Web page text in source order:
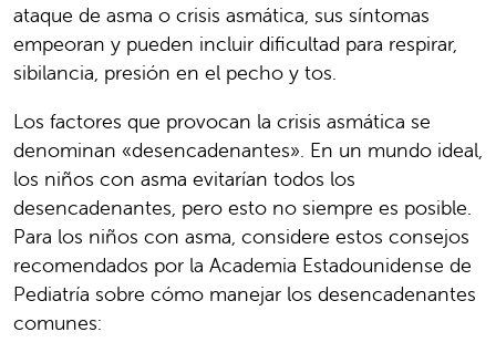
ataque de asma o crisis asmática, sus síntomas
empeoran y pueden incluir dificultad para respirar,
sibilancia, presión en el pecho y tos.
Los factores que provocan la crisis asmática se
denominan «desencadenantes». En un mundo ideal,
los niños con asma evitarían todos los
desencadenantes, pero esto no siempre es posible.
Para los niños con asma, considere estos consejos
recomendados por la Academia Estadounidense de
Pediatría sobre cómo manejar los desencadenantes
comunes: